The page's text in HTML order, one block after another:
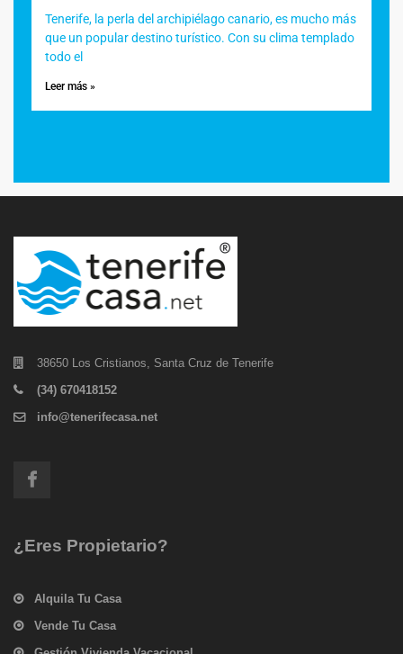
Tenerife, la perla del archipiélago canario, es mucho más
que un popular destino turístico. Con su clima templado
todo el
Leer más »
38650 Los Cristianos, Santa Cruz de Tenerife
(34) 670418152
info@tenerifecasa.net
¿Eres Propietario?
Alquila Tu Casa
Vende Tu Casa